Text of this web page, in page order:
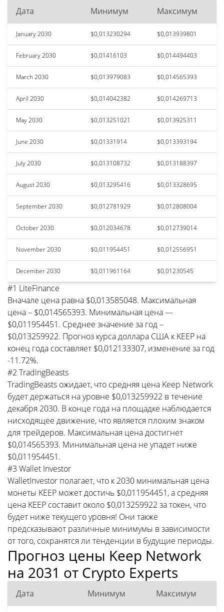
Дата Минимум Максимум
January 2030 $0,013230294 $0,013939801
February 2030 $0,01416103 $0,014494403
March 2030 $0,013979083 $0,014565393
April 2030 $0,014042382 $0,014269713
May 2030 $0,013251021 $0,013925311
June 2030 $0,01331914 $0,013393194
July 2030 $0,013108732 $0,013188397
August 2030 $0,013295416 $0,013328695
September 2030 $0,012781929 $0,012808004
October 2030 $0,012034678 $0,012739014
November 2030 $0,011954451 $0,012556951
December 2030 $0,011961164 $0,01230545
#1 LiteFinance
Вначале цена равна $0,013585048. Максимальная
цена – $0,014565393. Минимальная цена —
$0,011954451. Среднее значение за год –
$0,013259922. Прогноз курса доллара США к KEEP на
конец года составляет $0,012133307, изменение за год
-11.72%.
#2 TradingBeasts
TradingBeasts ожидает, что средняя цена Keep Network
будет держаться на уровне $0,013259922 в течение
декабря 2030. В конце года на площадке наблюдается
нисходящее движение, что является плохим знаком
для трейдеров. Максимальная цена достигнет
$0,014565393. Минимальная цена не упадет ниже
$0,011954451.
#3 Wallet Investor
WalletInvestor полагает, что к 2030 минимальная цена
монеты KEEP может достичь $0,011954451, а средняя
цена KEEP составит около $0,013259922 за токен, что
будет ниже текущего уровня! Они также
предсказывают различные минимумы в зависимости
от того, сохранятся ли тенденции в будущие периоды.
Прогноз цены Keep Network
на 2031 от Crypto Experts
Дата Минимум Максимум